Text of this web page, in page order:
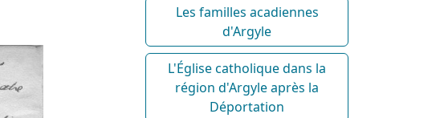
Les familles acadiennes
d'Argyle
L'Église catholique dans la
région d'Argyle après la
Déportation